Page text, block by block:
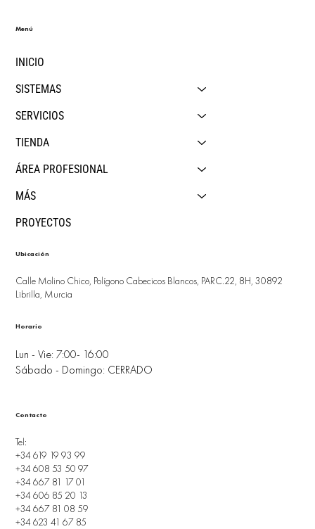
INICIO
SISTEMAS
SERVICIOS
TIENDA
ÁREA PROFESIONAL
MÁS
PROYECTOS
Menú
Ubicación
Calle Molino Chico, Polígono Cabecicos Blancos, PARC.22, 8H, 30892
Librilla, Murcia
Lun - Vie: 7:00- 16:00
Sábado - Domingo: CERRADO
Horario
Tel:
+34 619 19 93 99
+34 608 53 50 97
+34 667 81 17 01
+34 606 85 20 13
+34 667 81 08 59
+34 623 41 67 85
Contacto